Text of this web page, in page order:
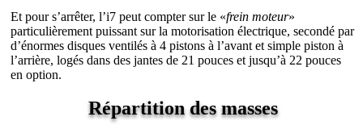
Et pour s’arrêter, l’i7 peut compter sur le «frein moteur»
particulièrement puissant sur la motorisation électrique, secondé par
d’énormes disques ventilés à 4 pistons à l’avant et simple piston à
l’arrière, logés dans des jantes de 21 pouces et jusqu’à 22 pouces
en option.
Répartition des masses